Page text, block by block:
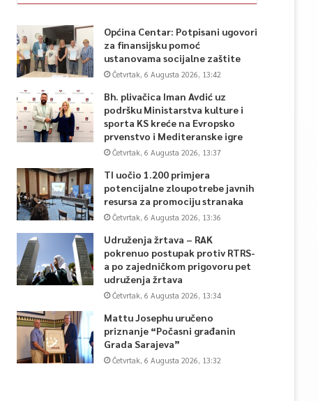
Općina Centar: Potpisani ugovori
za finansijsku pomoć
ustanovama socijalne zaštite
Četvrtak, 6 Augusta 2026, 13:42
Bh. plivačica Iman Avdić uz
podršku Ministarstva kulture i
sporta KS kreće na Evropsko
prvenstvo i Mediteranske igre
Četvrtak, 6 Augusta 2026, 13:37
TI uočio 1.200 primjera
potencijalne zloupotrebe javnih
resursa za promociju stranaka
Četvrtak, 6 Augusta 2026, 13:36
Udruženja žrtava – RAK
pokrenuo postupak protiv RTRS-
a po zajedničkom prigovoru pet
udruženja žrtava
Četvrtak, 6 Augusta 2026, 13:34
Mattu Josephu uručeno
priznanje “Počasni građanin
Grada Sarajeva”
Četvrtak, 6 Augusta 2026, 13:32